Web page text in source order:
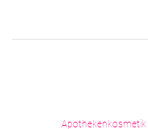
Apothekenkosmetik